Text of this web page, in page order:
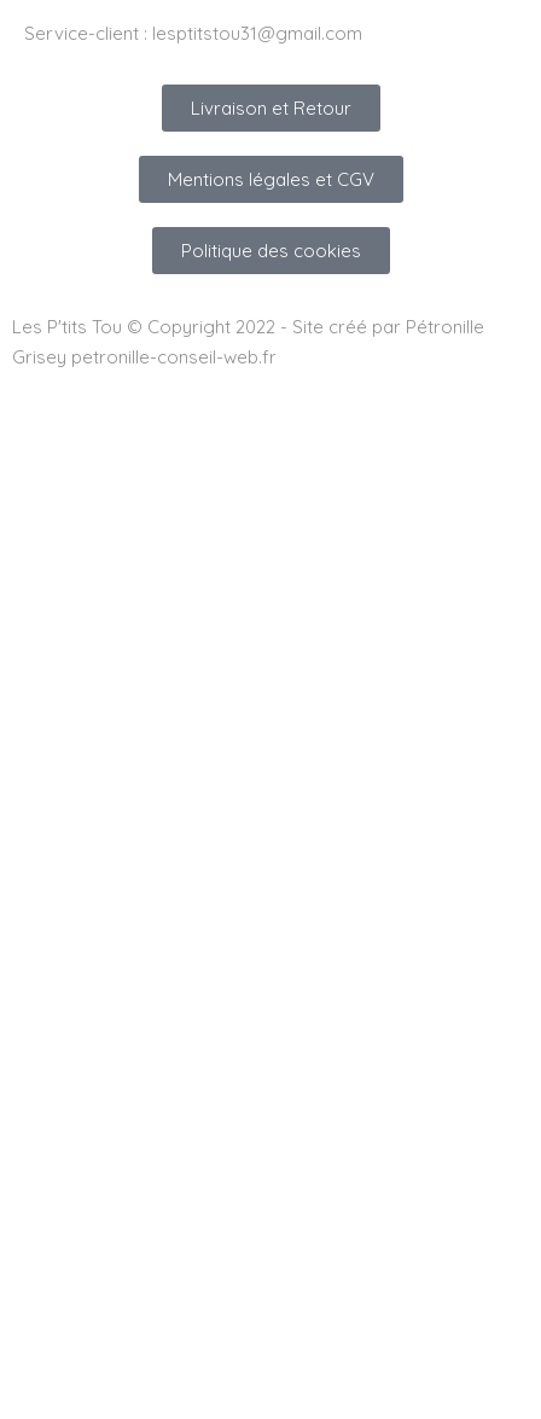
Service-client : lesptitstou31@gmail.com
Livraison et Retour
Mentions légales et CGV
Politique des cookies
Les P'tits Tou © Copyright 2022 - Site créé par Pétronille
Grisey petronille-conseil-web.fr